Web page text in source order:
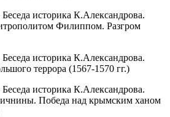
историка К.Александрова.
Филиппом. Разгром
историка К.Александрова.
террора (1567-1570 гг.)
историка К.Александрова.
Победа над крымским ханом